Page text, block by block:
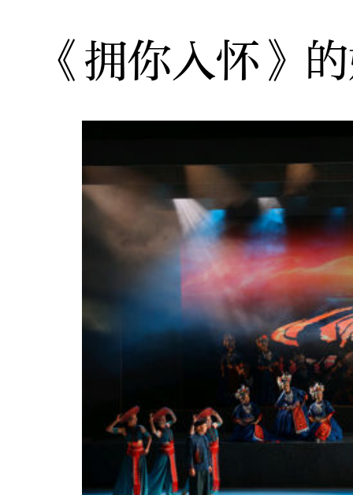
《拥你入怀》